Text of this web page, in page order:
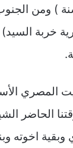
) ومن
خربة
المصري
الحاضر
اخوته